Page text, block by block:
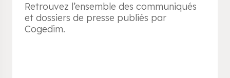
Retrouvez l’ensemble des communiqués
et dossiers de presse publiés par
Cogedim.